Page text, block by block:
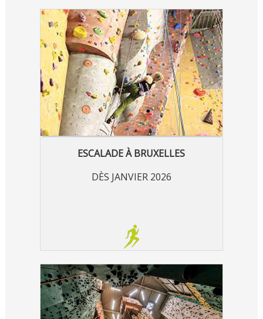
ESCALADE À BRUXELLES
DÈS JANVIER 2026